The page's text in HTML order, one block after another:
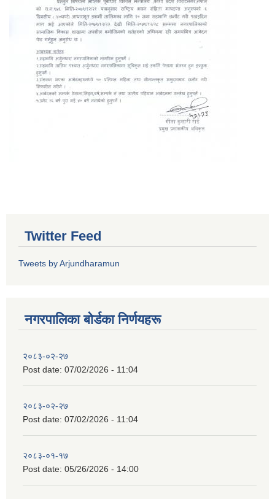
Twitter Feed
Tweets by Arjundharamun
नगरपालिका बाेर्डका निर्णयहरू
२०८३-०२-२७
Post date: 07/02/2026 - 11:04
२०८३-०२-२७
Post date: 07/02/2026 - 11:04
२०८३-०१-१७
Post date: 05/26/2026 - 14:00